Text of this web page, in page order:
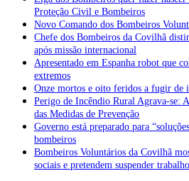
Proteção Civil e Bombeiros
Novo Comando dos Bombeiros
Chefe dos Bombeiros da Covilhã
após missão internacional
Apresentado em Espanha robot que
extremos
Onze mortos e oito feridos a fugir de
Perigo de Incêndio Rural Agrava-se:
das Medidas de Prevenção
Governo está preparado para
bombeiros
Bombeiros Voluntários da Covilhã
sociais e pretendem suspender